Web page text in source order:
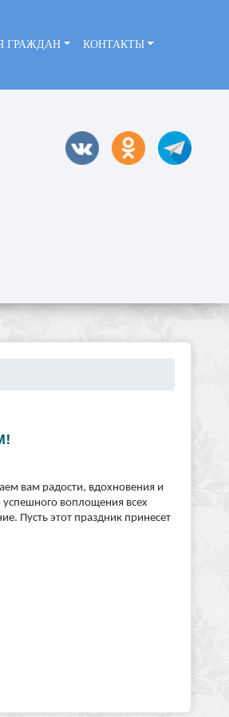
ГРАЖДАН КОНТАКТЫ
вам радости, вдохновения и
воплощения всех
Пусть этот праздник принесет